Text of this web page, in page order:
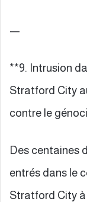
—
**9. Intrusion
Stratford City
contre le
Des centaines
entrés dans le
Stratford City